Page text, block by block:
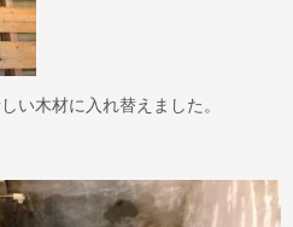
い木材に入れ替えました。